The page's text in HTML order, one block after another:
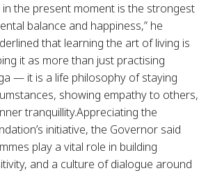
in the present moment is the strongest
balance and happiness,” he
that learning the art of living is
it as more than just practising
— it is a life philosophy of staying
showing empathy to others,
tranquillity.Appreciating the
initiative, the Governor said
play a vital role in building
and a culture of dialogue around